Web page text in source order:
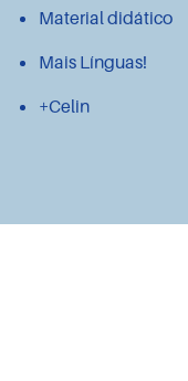
Material didático
Mais Línguas!
+Celin